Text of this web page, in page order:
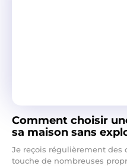
Comment choisir
sa maison sans
Je reçois régulièrement
touche de nombreuses